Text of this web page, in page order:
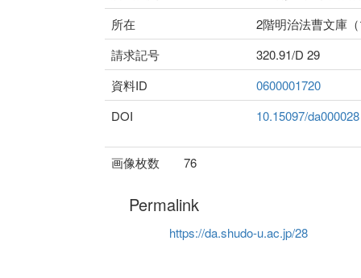
所在
2階明治法曹文庫
請求記号
320.91/D 29
資料ID
0600001720
DOI
10.15097/da000028
画像枚数 76
Permalink
https://da.shudo-u.ac.jp/28